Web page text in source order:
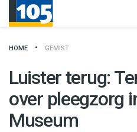
HOME GEMIST
Luister terug:
over pleegzorg
Museum